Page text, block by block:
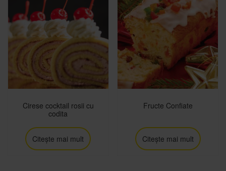
Cirese cocktail rosii cu
codita
Citește mai mult
Fructe Confiate
Citește mai mult